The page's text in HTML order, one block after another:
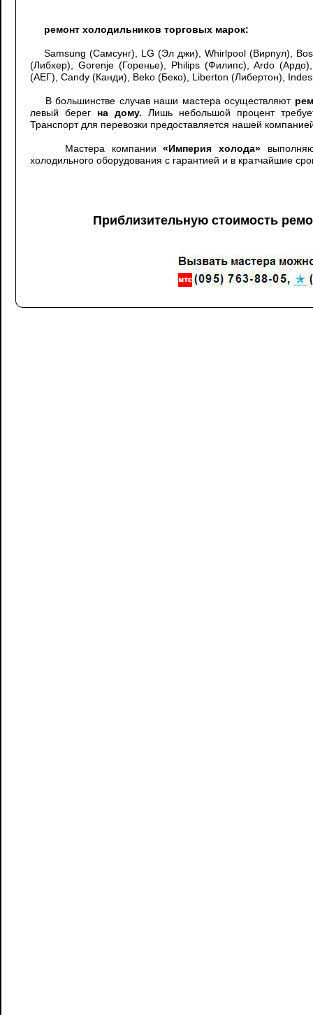
ремонт холодильников торговых марок:
Samsung (Самсунг), LG (Эл джи), Whirlpool (Вирпул),
(Либхер), Gorenje (Горенье), Philips (Филипс), Ardo
(АЕГ), Candy (Канди), Beko (Беко), Liberton (Либертон),
В большинстве случав наши мастера осуществляют
левый берег на дому. Лишь небольшой процент
Транспорт для перевозки предоставляется нашей
Мастера компании«Империя холода»
холодильного оборудования с гарантией и в кратчайшие
Приблизительную стоимость